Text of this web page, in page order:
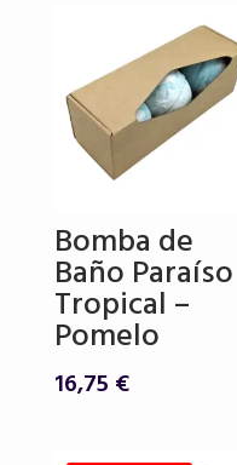
Bomba de
Baño Paraíso
Tropical –
Pomelo
16,75 €